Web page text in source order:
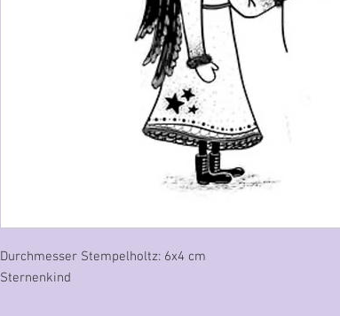
Durchmesser Stempelholtz: 6x4 cm
Sternenkind